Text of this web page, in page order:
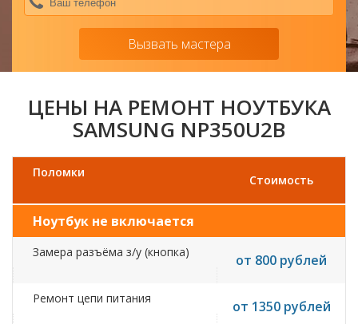
Вызвать мастера
ЦЕНЫ НА РЕМОНТ НОУТБУКА
SAMSUNG NP350U2B
Поломки
Стоимость
Ноутбук не включается
Замера разъёма з/у (кнопка) от 800 рублей
Ремонт цепи питания от 1350 рублей